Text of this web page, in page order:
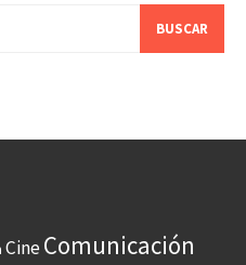
CineComunicación